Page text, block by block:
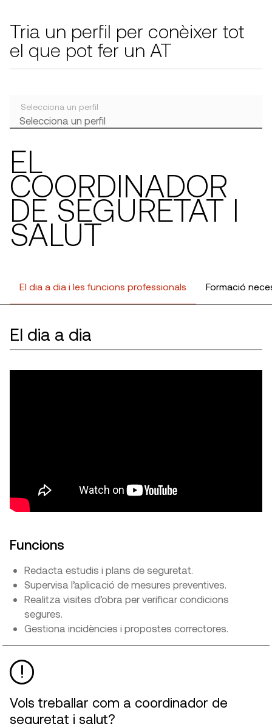
Tria un perfil per conèixer tot
el que pot fer un AT
Selecciona un perfil
EL
COORDINADOR
DE SEGURETAT I
SALUT
El dia a dia i les funcions professionals Formació
Vols treballar com a coordinador de
seguretat i salut?
El dia a dia
Funcions
Redacta estudis i plans de seguretat.
Supervisa l’aplicació de mesures preventives.
Realitza visites d’obra per verificar condicions
segures.
Gestiona incidències i propostes correctores.